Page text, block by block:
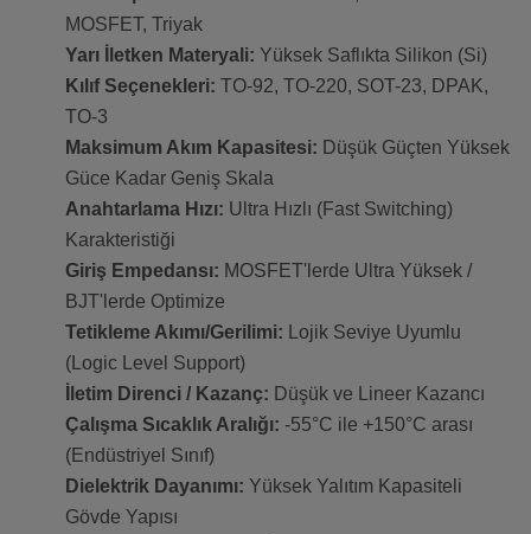
MOSFET, Triyak
Yarı İletken Materyali: Yüksek Saflıkta Silikon (Si)
Kılıf Seçenekleri: TO-92, TO-220, SOT-23, DPAK,
TO-3
Maksimum Akım Kapasitesi: Düşük Güçten Yüksek
Güce Kadar Geniş Skala
Anahtarlama Hızı: Ultra Hızlı (Fast Switching)
Karakteristiği
Giriş Empedansı: MOSFET'lerde Ultra Yüksek /
BJT'lerde Optimize
Tetikleme Akımı/Gerilimi: Lojik Seviye Uyumlu
(Logic Level Support)
İletim Direnci / Kazanç: Düşük ve Lineer Kazancı
Çalışma Sıcaklık Aralığı: -55°C ile +150°C arası
(Endüstriyel Sınıf)
Dielektrik Dayanımı: Yüksek Yalıtım Kapasiteli
Gövde Yapısı